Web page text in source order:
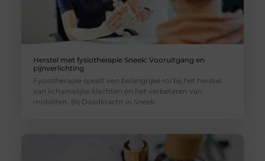
Herstel met fysiotherapie Sneek: Vooruitgang en
pijnverlichting
Fysiotherapie speelt een belangrijke rol bij het herstel
van lichamelijke klachten en het verbeteren van
mobiliteit. Bij Daadkracht in Sneek